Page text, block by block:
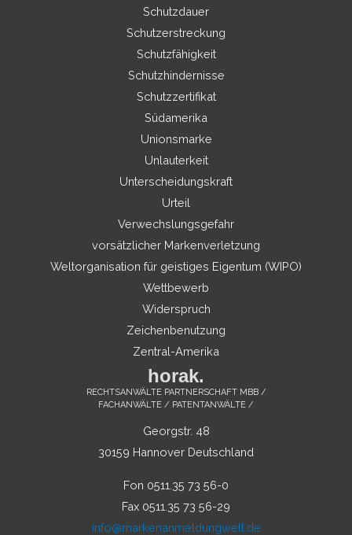
Schutzdauer
Schutzerstreckung
Schutzfähigkeit
Schutzhindernisse
Schutzzertifikat
Südamerika
Unionsmarke
Unlauterkeit
Unterscheidungskraft
Urteil
Verwechslungsgefahr
vorsätzlicher Markenverletzung
Weltorganisation für geistiges Eigentum (WIPO)
Wettbewerb
Widerspruch
Zeichenbenutzung
Zentral-Amerika
horak.
RECHTSANWÄLTE PARTNERSCHAFT MBB /
FACHANWÄLTE / PATENTANWÄLTE /
Georgstr. 48
30159 Hannover Deutschland
Fon 0511.35 73 56-0
Fax 0511.35 73 56-29
info@markenanmeldungwelt.de